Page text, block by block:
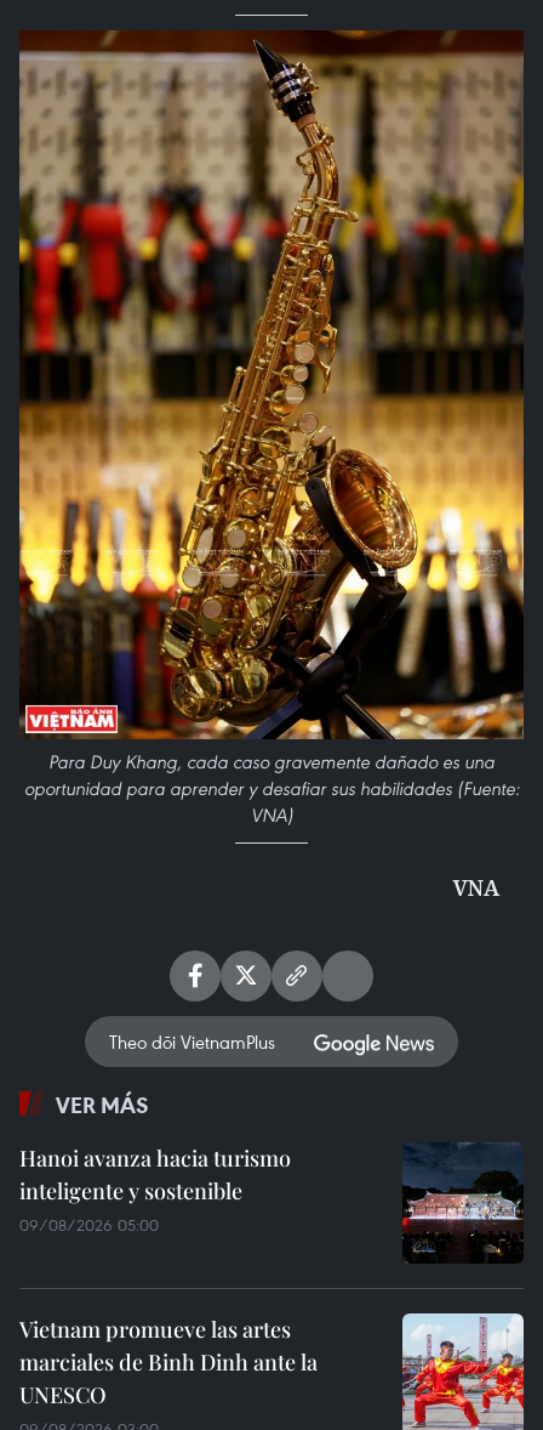
Para Duy Khang, cada caso gravemente dañado es una
oportunidad para aprender y desafiar sus habilidades (Fuente:
VNA)
VNA
Theo dõi VietnamPlus
VER MÁS
Hanoi avanza hacia turismo
inteligente y sostenible
09/08/2026 05:00
Vietnam promueve las artes
marciales de Binh Dinh ante la
UNESCO